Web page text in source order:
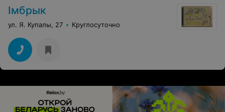
Iмбрык
ул. Я. Купалы, 27 Круглосуточно